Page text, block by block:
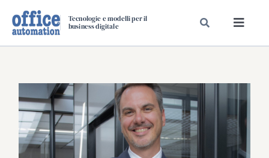
Tecnologie e modelli per il
business digitale
TAVOLE ROTONDE DI REDAZIONE
DAL MERCATO
CARRIERE